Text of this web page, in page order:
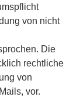
von nicht
Die
rechtliche
von
vor.